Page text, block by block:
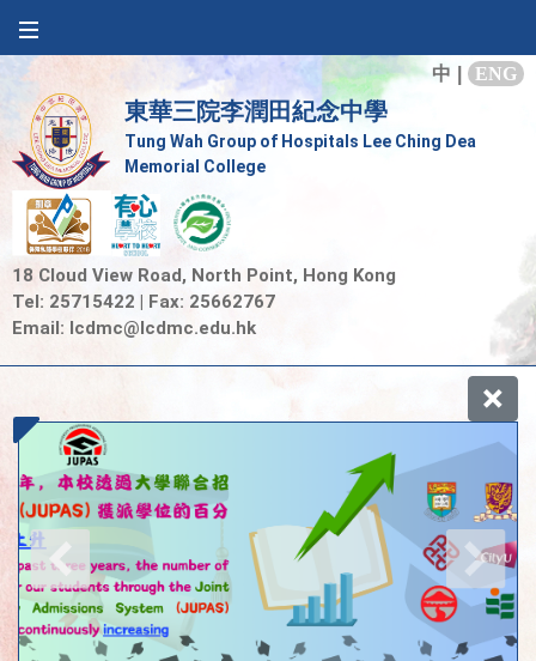
中 ENG
東華三院李潤田紀念中學
Tung Wah Group of Hospitals Lee Ching Dea
Memorial College
18 Cloud View Road, North Point, Hong Kong
Tel: 25715422 | Fax: 25662767
Email: lcdmc@lcdmc.edu.hk